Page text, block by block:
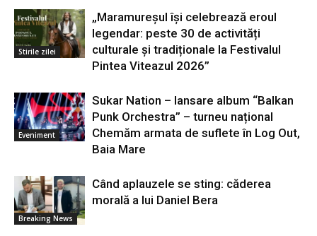
Stirile zilei
„Maramureșul își celebrează eroul
legendar: peste 30 de activități
culturale și tradiționale la Festivalul
Pintea Viteazul 2026”
Eveniment
Sukar Nation – lansare album “Balkan
Punk Orchestra” – turneu național
Chemăm armata de suflete în Log Out,
Baia Mare
Breaking News
Când aplauzele se sting: căderea
morală a lui Daniel Bera